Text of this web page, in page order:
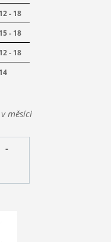
12 - 18
15 - 18
12 - 18
14
měsíci
-